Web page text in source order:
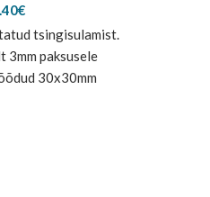
€
tsingisulamist.
3mm paksusele
30x30mm